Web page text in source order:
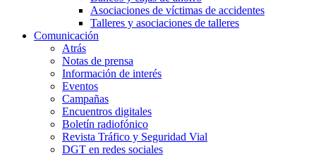
Asociaciones de víctimas de accidentes
Talleres y asociaciones de talleres
Comunicación
Atrás
Notas de prensa
Información de interés
Eventos
Campañas
Encuentros digitales
Boletín radiofónico
Revista Tráfico y Seguridad Vial
DGT en redes sociales